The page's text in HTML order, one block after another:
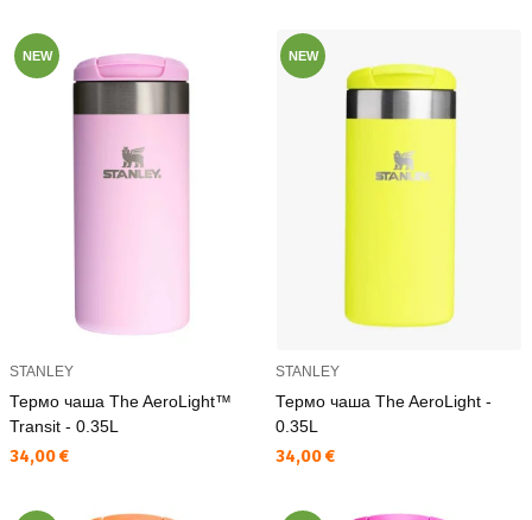
NEW
STANLEY
Термо чаша The AeroLight™
Transit - 0.35L
Текуща цена:
34,00 €
NEW
STANLEY
Термо чаша The AeroLight -
0.35L
Текуща цена:
34,00 €